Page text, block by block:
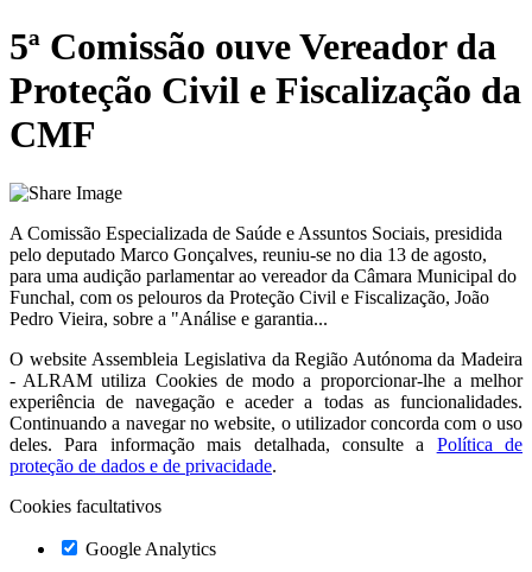
5ª Comissão ouve Vereador da
Proteção Civil e Fiscalização da
CMF
A Comissão Especializada de Saúde e Assuntos Sociais, presidida
pelo deputado Marco Gonçalves, reuniu-se no dia 13 de agosto,
para uma audição parlamentar ao vereador da Câmara Municipal do
Funchal, com os pelouros da Proteção Civil e Fiscalização, João
Pedro Vieira, sobre a "Análise e garantia...
O website Assembleia Legislativa da Região Autónoma da Madeira
- ALRAM utiliza Cookies de modo a proporcionar-lhe a melhor
experiência de navegação e aceder a todas as funcionalidades.
Continuando a navegar no website, o utilizador concorda com o uso
deles. Para informação mais detalhada, consulte a
Política de
proteção de dados e de privacidade.
Cookies facultativos
Google Analytics